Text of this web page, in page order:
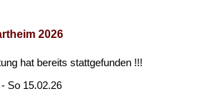
2026
hat bereits stattgefunden !!!
So 15.02.26